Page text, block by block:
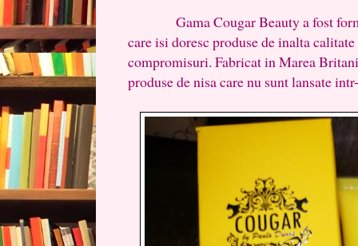
Gama Cougar Beauty a fost
care isi doresc produse de inalta
compromisuri. Fabricat in Marea
produse de nisa care nu sunt lansate